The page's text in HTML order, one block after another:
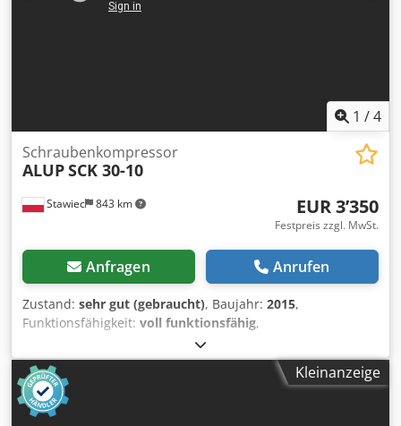
1 /4
Stawiec 843 km
Schraubenkompressor
ALUPSCK 30-10
EUR 3’350
Festpreis zzgl. MwSt.
Anfragen Anrufen
Zustand: sehr gut (gebraucht), Baujahr: 2015,
Funktionsfähigkeit: voll funktionsfähig,
Schraubenkompressor ALUP SCK 30-10, nach Wartung
Technische Daten: Leistung: 3,21 m³/min; Motor: 22 kW;
Maximaldruck: 10 bar; Dcodpfx Aezmtdteixek
Betriebsstunden: 7221 h; Baujahr: 2015 Der Kompressor
ist voll funktionsfähig. Nettopreis: 14.500 PLN Bruttopreis:
Kleinanzeige